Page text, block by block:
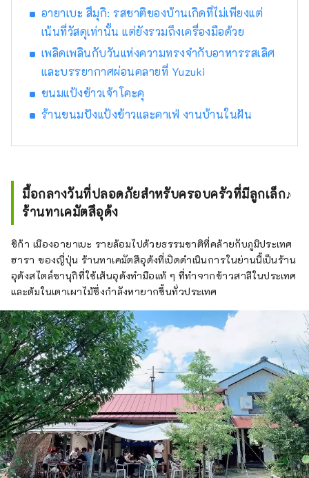
อายาเบะ สึมุกิ: รสชาติของบ้านเกิดที่ไม่เพียงแต่
เน้นที่วัสดุเท่านั้น แต่ยังรวมถึงเครื่องมือด้วย
เพลิดเพลินกับวันแห่งความทรงจำกับอาหารรสเลิศ
และบรรยากาศผ่อนคลายที่ Yuzuki
ขนมแป้งข้าวเจ้าโคะคุ
ร้านขนมปังแป้งข้าวและคาเฟ่ งานบ้านในฝัน
มื้อกลางวันที่ปลอดภัยสำหรับครอบครัวที่มีลูกเล็ก♪
ร้านทาเคมัตสึอุด้ง
ชิก้า เมืองอายาเบะ รายล้อมไปด้วยธรรมชาติที่คล้ายกับภูมิประเทศ
ฮารา ของญี่ปุ่น ร้านทาเคมัตสึอุด้งที่เปิดดำเนินการในย่านนี้เป็นร้าน
อุด้งสไตล์ซานุกิที่ใช้เส้นอุด้งทำมือแท้ ๆ ที่ทำจากข้าวสาลีในประเทศ
และต้มในเตาเผาไม้ซึ่งกำลังหายากขึ้นทั่วประเทศ